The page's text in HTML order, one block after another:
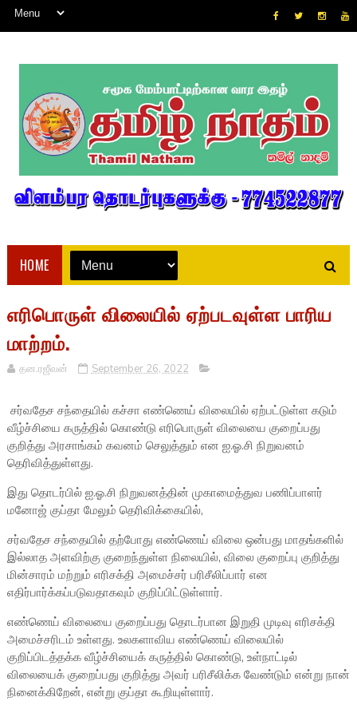
HOME
எரிபொருள் விலையில் ஏற்படவுள்ள பாரிய
மாற்றம்.
தன.ரஜீவன் September 26, 2022
சர்வதேச சந்தையில் கச்சா எண்ணெய் விலையில் ஏற்பட்டுள்ள கடும்
வீழ்ச்சியை கருத்தில் கொண்டு எரிபொருள் விலையை குறைப்பது
குறித்து அரசாங்கம் கவனம் செலுத்தும் என ஐ.ஓ.சி நிறுவனம்
தெரிவித்துள்ளது.
இது தொடர்பில் ஐ.ஓ.சி நிறுவனத்தின் முகாமைத்துவ பணிப்பாளர்
மனோஜ் குப்தா மேலும் தெரிவிக்கையில்,
சர்வதேச சந்தையில் தற்போது எண்ணெய் விலை ஒன்பது மாதங்களில்
இல்லாத அளவிற்கு குறைந்துள்ள நிலையில், விலை குறைப்பு குறித்து
மின்சாரம் மற்றும் எரிசக்தி அமைச்சர் பரிசீலிப்பார் என
எதிர்பார்க்கப்படுவதாகவும் குறிப்பிட்டுள்ளார்.
எண்ணெய் விலையை குறைப்பது தொடர்பான இறுதி முடிவு எரிசக்தி
அமைச்சரிடம் உள்ளது. உலகளாவிய எண்ணெய் விலையில்
குறிப்பிடத்தக்க வீழ்ச்சியைக் கருத்தில் கொண்டு, உள்நாட்டில்
விலையைக் குறைப்பது குறித்து அவர் பரிசீலிக்க வேண்டும் என்று நான்
நினைக்கிறேன், என்று குப்தா கூறியுள்ளார்.